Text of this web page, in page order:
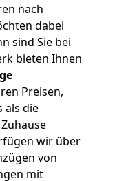
nach
dabei
sind Sie bei
bieten Ihnen
Preisen,
als die
wir über
von
mit